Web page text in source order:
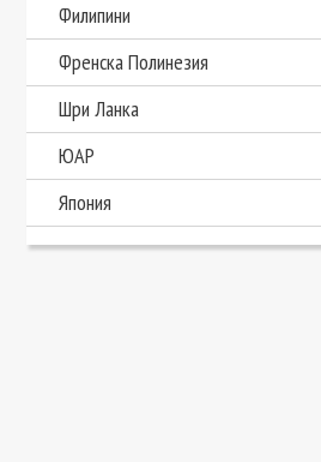
Филипини
Френска Полинезия
Шри Ланка
ЮАР
Япония